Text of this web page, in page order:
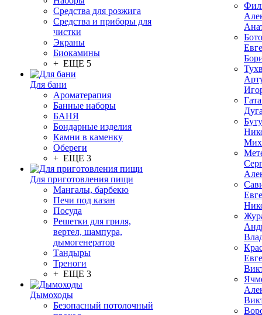
Средства для розжига
Средства и приборы для
чистки
Экраны
Биокамины
+ ЕЩЕ 5
Для бани
Ароматерапия
Банные наборы
БАНЯ
Бондарные изделия
Камни в каменку
Обереги
+ ЕЩЕ 3
Для приготовления пищи
Мангалы, барбекю
Печи под казан
Посуда
Решетки для гриля,
вертел, шампура,
дымогенератор
Тандыры
Треноги
+ ЕЩЕ 3
Дымоходы
Безопасный потолочный